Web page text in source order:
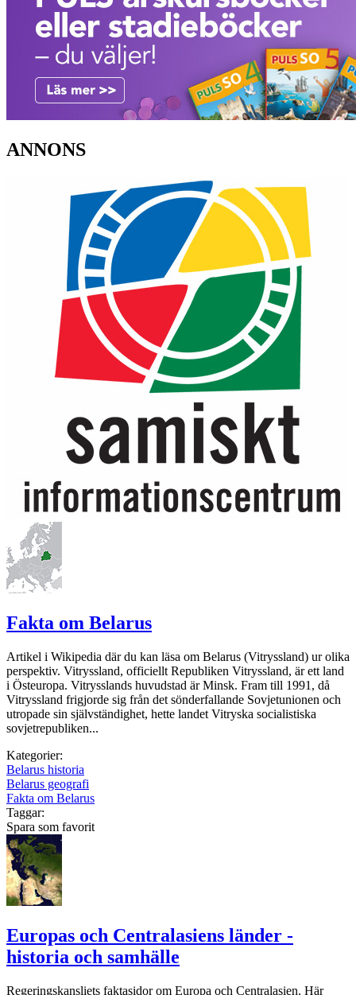
ANNONS
Fakta om Belarus
Artikel i Wikipedia där du kan läsa om Belarus (Vitryssland) ur olika
perspektiv. Vitryssland, officiellt Republiken Vitryssland, är ett land
i Östeuropa. Vitrysslands huvudstad är Minsk. Fram till 1991, då
Vitryssland frigjorde sig från det sönderfallande Sovjetunionen och
utropade sin självständighet, hette landet Vitryska socialistiska
sovjetrepubliken...
Kategorier:
Belarus historia
Belarus geografi
Fakta om Belarus
Taggar:
Spara som favorit
Europas och Centralasiens länder -
historia och samhälle
Regeringskansliets faktasidor om Europa och Centralasien. Här